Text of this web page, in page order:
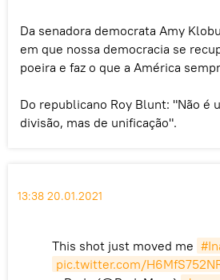
Da senadora democrata Amy
em que nossa democracia se
poeira e faz o que a América
Do republicano Roy Blunt: "Não é
divisão, mas de unificação".
13:38 20.01.2021
This shot just moved me
pic.twitter.com/